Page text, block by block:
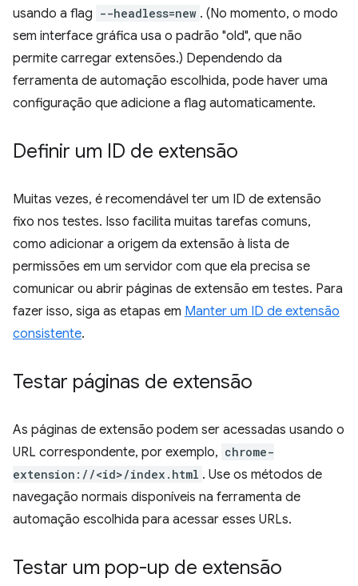
usando a flag --headless=new . (No momento, o modo
sem interface gráfica usa o padrão "old", que não
permite carregar extensões.) Dependendo da
ferramenta de automação escolhida, pode haver uma
configuração que adicione a flag automaticamente.
Definir um ID de extensão
Muitas vezes, é recomendável ter um ID de extensão
fixo nos testes. Isso facilita muitas tarefas comuns,
como adicionar a origem da extensão à lista de
permissões em um servidor com que ela precisa se
comunicar ou abrir páginas de extensão em testes. Para
fazer isso, siga as etapas em Manter um ID de extensão
consistente.
Testar páginas de extensão
As páginas de extensão podem ser acessadas usando o
URL correspondente, por exemplo, chrome-
extension://<id>/index.html . Use os métodos de
navegação normais disponíveis na ferramenta de
automação escolhida para acessar esses URLs.
Testar um pop-up de extensão